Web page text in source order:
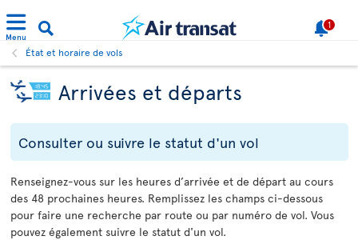
Menu
1
État et horaire de vols
Arrivées et départs
Consulter ou suivre le statut d'un vol
Renseignez-vous sur les heures d’arrivée et de départ au cours
des 48 prochaines heures. Remplissez les champs ci-dessous
pour faire une recherche par route ou par numéro de vol. Vous
pouvez également suivre le statut d'un vol.